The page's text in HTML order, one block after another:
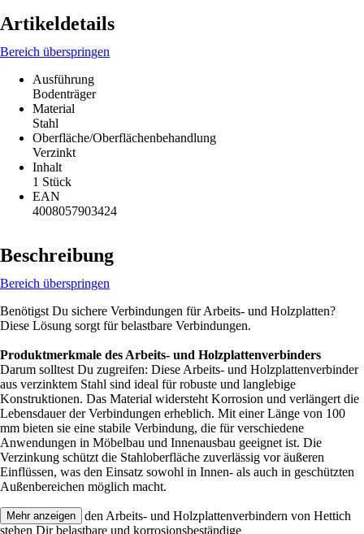
Artikeldetails
Bereich überspringen
Ausführung
Bodenträger
Material
Stahl
Oberfläche/Oberflächenbehandlung
Verzinkt
Inhalt
1 Stück
EAN
4008057903424
Beschreibung
Bereich überspringen
Benötigst Du sichere Verbindungen für Arbeits- und Holzplatten?
Diese Lösung sorgt für belastbare Verbindungen.
Produktmerkmale des Arbeits- und Holzplattenverbinders
Darum solltest Du zugreifen: Diese Arbeits- und Holzplattenverbinder
aus verzinktem Stahl sind ideal für robuste und langlebige
Konstruktionen. Das Material widersteht Korrosion und verlängert die
Lebensdauer der Verbindungen erheblich. Mit einer Länge von 100
mm bieten sie eine stabile Verbindung, die für verschiedene
Anwendungen in Möbelbau und Innenausbau geeignet ist. Die
Verzinkung schützt die Stahloberfläche zuverlässig vor äußeren
Einflüssen, was den Einsatz sowohl in Innen- als auch in geschützten
Außenbereichen möglich macht.
Festgezurrt: Mit den Arbeits- und Holzplattenverbindern von Hettich
stehen Dir belastbare und korrosionsbeständige
Mehr anzeigen